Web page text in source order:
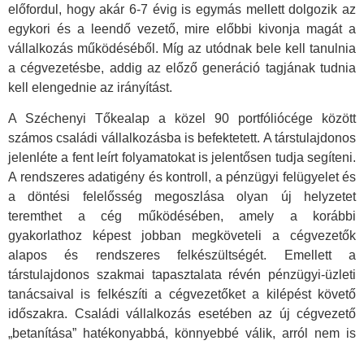
előfordul, hogy akár 6-7 évig is egymás mellett dolgozik az
egykori és a leendő vezető, mire előbbi kivonja magát a
vállalkozás működéséből. Míg az utódnak bele kell tanulnia
a cégvezetésbe, addig az előző generáció tagjának tudnia
kell elengednie az irányítást.
A Széchenyi Tőkealap a közel 90 portfóliócége között
számos családi vállalkozásba is befektetett. A társtulajdonos
jelenléte a fent leírt folyamatokat is jelentősen tudja segíteni.
A rendszeres adatigény és kontroll, a pénzügyi felügyelet és
a döntési felelősség megoszlása olyan új helyzetet
teremthet a cég működésében, amely a korábbi
gyakorlathoz képest jobban megköveteli a cégvezetők
alapos és rendszeres felkészültségét. Emellett a
társtulajdonos szakmai tapasztalata révén pénzügyi-üzleti
tanácsaival is felkészíti a cégvezetőket a kilépést követő
időszakra. Családi vállalkozás esetében az új cégvezető
„betanítása” hatékonyabbá, könnyebbé válik, arról nem is